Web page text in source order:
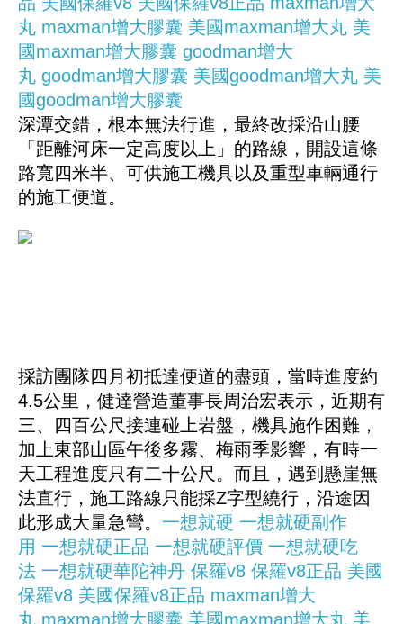
丸 maxman增大膠囊 美國maxman增大丸 美
國maxman增大膠囊 goodman增大
丸 goodman增大膠囊 美國goodman增大丸 美
國goodman增大膠囊
深潭交錯，根本無法行進，最終改採沿山腰
「距離河床一定高度以上」的路線，開設這條
路寬四米半、可供施工機具以及重型車輛通行
的施工便道。
採訪團隊四月初抵達便道的盡頭，當時進度約
4.5公里，健達營造董事長周治宏表示，近期有
三、四百公尺接連碰上岩盤，機具施作困難，
加上東部山區午後多霧、梅雨季影響，有時一
天工程進度只有二十公尺。而且，遇到懸崖無
法直行，施工路線只能採Z字型繞行，沿途因
此形成大量急彎。 一想就硬 一想就硬副作
用 一想就硬正品 一想就硬評價 一想就硬吃
法 一想就硬華陀神丹 保羅v8 保羅v8正品 美國
保羅v8 美國保羅v8正品 maxman增大
丸 maxman增大膠囊 美國maxman增大丸 美